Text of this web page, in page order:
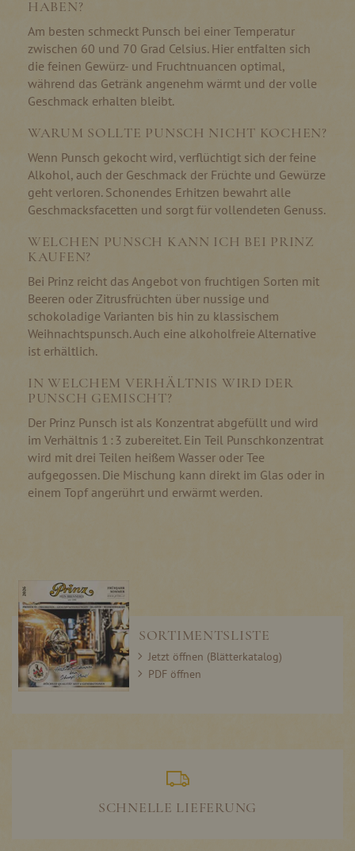
HABEN?
Am besten schmeckt Punsch bei einer Temperatur
zwischen 60 und 70 Grad Celsius. Hier entfalten sich
die feinen Gewürz- und Fruchtnuancen optimal,
während das Getränk angenehm wärmt und der volle
Geschmack erhalten bleibt.
WARUM SOLLTE PUNSCH NICHT KOCHEN?
Wenn Punsch gekocht wird, verflüchtigt sich der feine
Alkohol, auch der Geschmack der Früchte und Gewürze
geht verloren. Schonendes Erhitzen bewahrt alle
Geschmacksfacetten und sorgt für vollendeten Genuss.
WELCHEN PUNSCH KANN ICH BEI PRINZ
KAUFEN?
Bei Prinz reicht das Angebot von fruchtigen Sorten mit
Beeren oder Zitrusfrüchten über nussige und
schokoladige Varianten bis hin zu klassischem
Weihnachtspunsch. Auch eine alkoholfreie Alternative
ist erhältlich.
IN WELCHEM VERHÄLTNIS WIRD DER
PUNSCH GEMISCHT?
Der Prinz Punsch ist als Konzentrat abgefüllt und wird
im Verhältnis 1 : 3 zubereitet. Ein Teil Punschkonzentrat
wird mit drei Teilen heißem Wasser oder Tee
aufgegossen. Die Mischung kann direkt im Glas oder in
einem Topf angerührt und erwärmt werden.
SORTIMENTSLISTE
Jetzt öffnen (Blätterkatalog)
PDF öffnen
SCHNELLE LIEFERUNG